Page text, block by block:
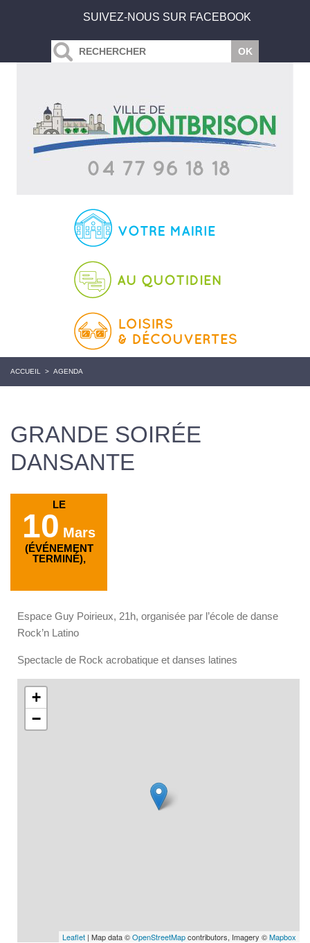
SUIVEZ-NOUS SUR FACEBOOK
ACCUEIL > AGENDA
GRANDE SOIRÉE
DANSANTE
LE
10 Mars
(ÉVÉNEMENT
TERMINÉ),
Espace Guy Poirieux, 21h, organisée par l’école de danse
Rock’n Latino
Spectacle de Rock acrobatique et danses latines
+
−
Leaflet | Map data ©OpenStreetMapcontributors, Imagery ©Mapbox